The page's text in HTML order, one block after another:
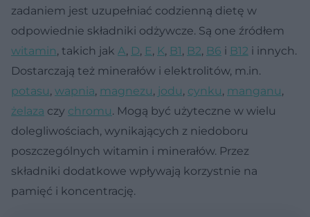
zadaniem jest uzupełniać codzienną dietę w
odpowiednie składniki odżywcze. Są one źródłem
witamin, takich jak A, D, E, K, B1, B2, B6 i B12 i innych.
Dostarczają też minerałów i elektrolitów, m.in.
potasu, wapnia, magnezu, jodu, cynku, manganu,
żelaza czy chromu. Mogą być użyteczne w wielu
dolegliwościach, wynikających z niedoboru
poszczególnych witamin i minerałów. Przez
składniki dodatkowe wpływają korzystnie na
pamięć i koncentrację.